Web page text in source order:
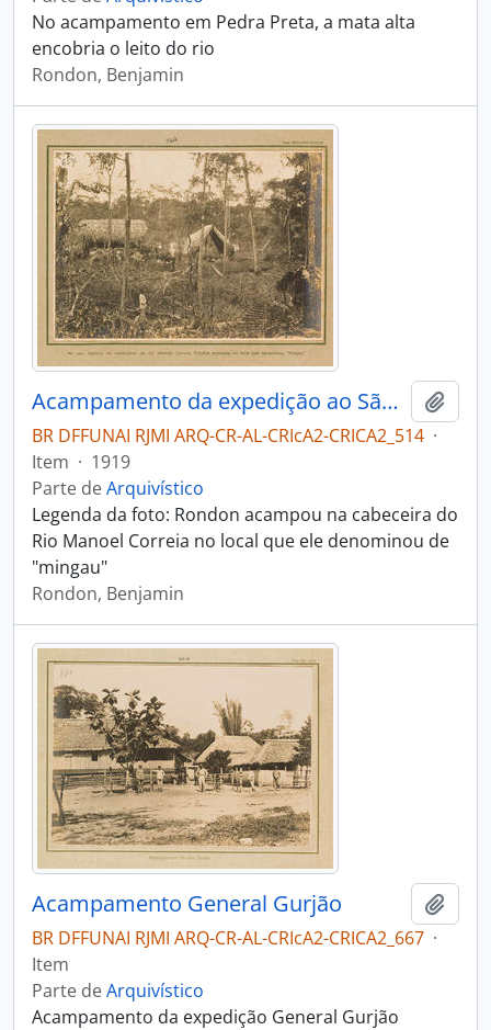
No acampamento em Pedra Preta, a mata alta
encobria o leito do rio
Rondon, Benjamin
Acampamento da expedição ao São Miguel
BR DFFUNAI RJMI ARQ-CR-AL-CRIcA2-CRICA2_514 ·
Item · 1919
Parte deArquivístico
Legenda da foto: Rondon acampou na cabeceira do
Rio Manoel Correia no local que ele denominou de
"mingau"
Rondon, Benjamin
Acampamento General Gurjão
BR DFFUNAI RJMI ARQ-CR-AL-CRIcA2-CRICA2_667 ·
Item
Parte deArquivístico
Acampamento da expedição General Gurjão